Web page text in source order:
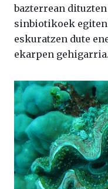
bazterrean
sinbiotikoek
eskuratzen dute
ekarpen gehigarria.